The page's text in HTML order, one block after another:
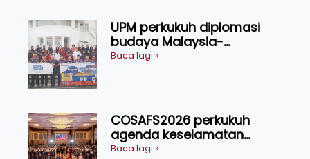
UPM perkukuh diplomasi
budaya Malaysia-
Indonesia melalui Narasi
Baca lagi »
COSAFS2026 perkukuh
agenda keselamatan
makanan, AgriHub pacu
Baca lagi »